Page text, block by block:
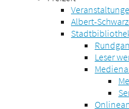
Albert-
Leser